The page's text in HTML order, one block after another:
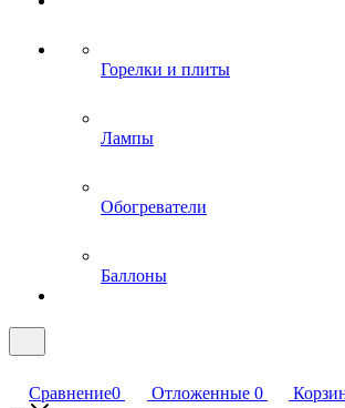
Горелки и плиты
Лампы
Обогреватели
Баллоны
Сравнение0 Отложенные 0